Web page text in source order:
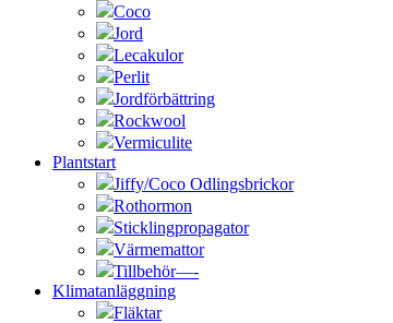
Coco
Jord
Lecakulor
Perlit
Jordförbättring
Rockwool
Vermiculite
Plantstart
Jiffy/Coco Odlingsbrickor
Rothormon
Sticklingpropagator
Värmemattor
Tillbehör—-
Klimatanläggning
Fläktar